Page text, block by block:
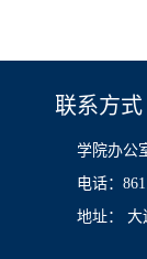
联系方式
学院办公
电话：
地址： 大